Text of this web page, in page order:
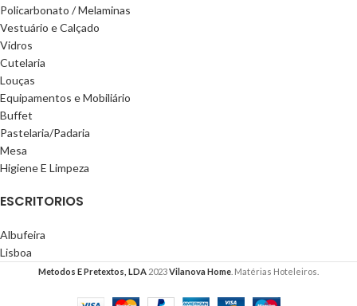
Policarbonato / Melaminas
Vestuário e Calçado
Vidros
Cutelaria
Louças
Equipamentos e Mobiliário
Buffet
Pastelaria/Padaria
Mesa
Higiene E Limpeza
ESCRITORIOS
Albufeira
Lisboa
Metodos E Pretextos, LDA 2023Vilanova Home . Matérias Hoteleiros.